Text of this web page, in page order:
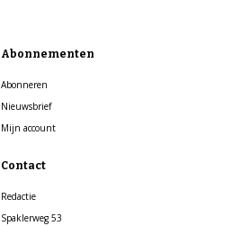
Abonnementen
Abonneren
Nieuwsbrief
Mijn account
Contact
Redactie
Spaklerweg 53